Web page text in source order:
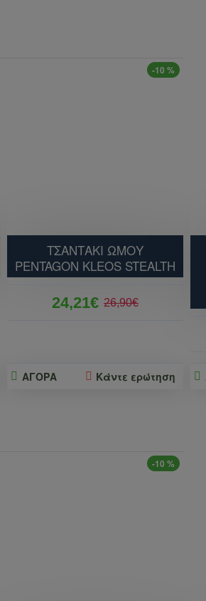
-10 %
ΤΣΑΝΤΑΚΙ ΩΜΟΥ
PENTAGON KLEOS STEALTH
24,21€ 26,90€
ΑΓΟΡΑ Κάντε ερώτηση
-10 %